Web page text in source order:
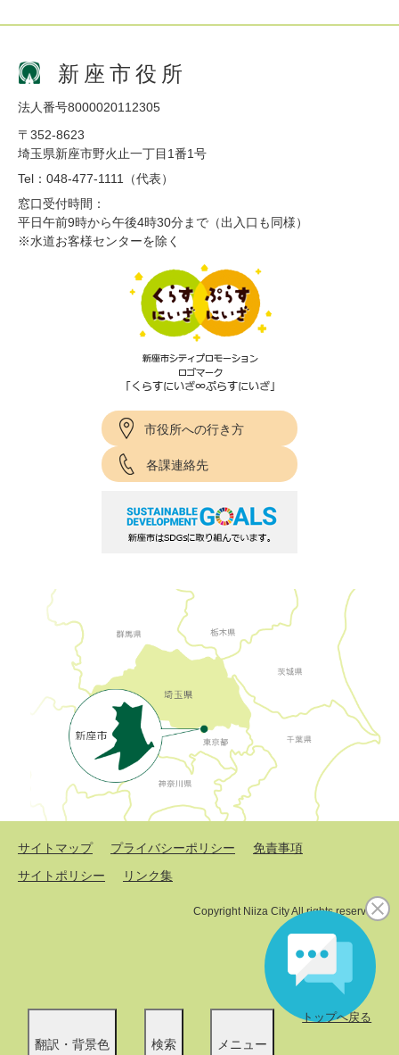
翻訳・背景色 検索 メニュー
トップへ戻る
新座市役所
法人番号8000020112305
〒352-8623
埼玉県新座市野火止一丁目1番1号
Tel：048-477-1111（代表）
窓口受付時間：
平日午前9時から午後4時30分まで（出入口も同様）
※水道お客様センターを除く
市役所への行き方
各課連絡先
サイトマップ プライバシーポリシー
免責事項
サイトポリシー
リンク集
Copyright Niiza City All rights reserved.